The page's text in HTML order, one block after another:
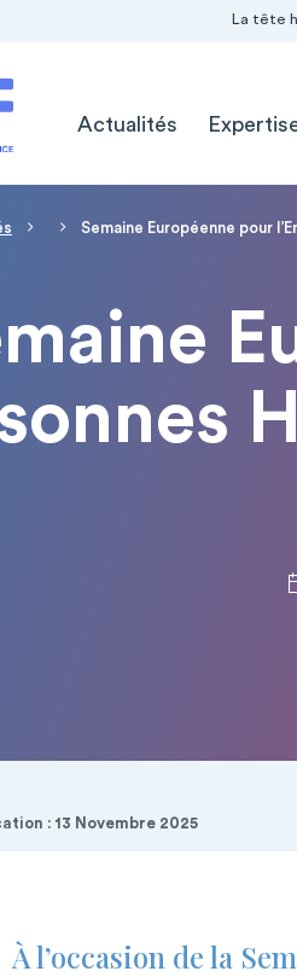
La tête
Actualités
Semaine Européenne pour
: 13 Novembre 2025
À l’occasion de la